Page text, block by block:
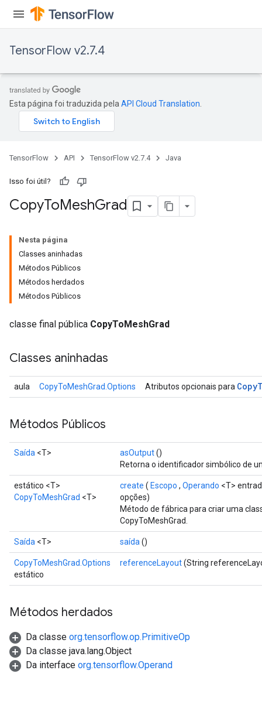
TensorFlow v2.7.4
Esta página foi traduzida pela API Cloud Translation
TensorFlow API TensorFlow v2.7.4 Java
Isso foi útil?
CopyToMeshGrad
Nesta página
Classes aninhadas
Métodos Públicos
Métodos herdados
Métodos Públicos
classe final pública CopyToMeshGrad
Classes aninhadas
aula CopyToMeshGrad.Options Atributos opcionais para Copy
Métodos Públicos
Saída <T> asOutput()
Retorna o identificador simbólico de
estático <T>
CopyToMeshGrad <T>
create ( Escopo , Operando <T>
opções)
Método de fábrica para criar uma
CopyToMeshGrad.
Saída <T> saída ()
CopyToMeshGrad.Options
estático
referenceLayout(String
Métodos herdados
Da classe org.tensorflow.op.PrimitiveOp
Da classe java.lang.Object
Da interface org.tensorflow.Operand